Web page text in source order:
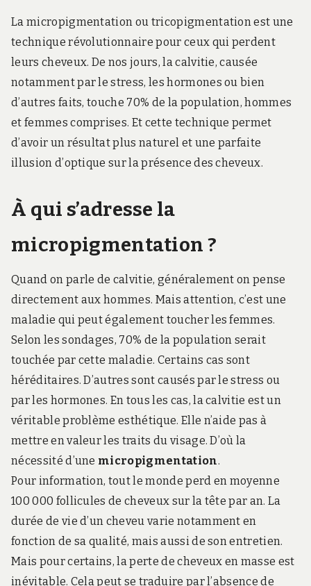
La micropigmentation ou tricopigmentation est une
technique révolutionnaire pour ceux qui perdent
leurs cheveux. De nos jours, la calvitie, causée
notamment par le stress, les hormones ou bien
d’autres faits, touche 70% de la population, hommes
et femmes comprises. Et cette technique permet
d’avoir un résultat plus naturel et une parfaite
illusion d’optique sur la présence des cheveux.
À qui s’adresse la
micropigmentation ?
Quand on parle de calvitie, généralement on pense
directement aux hommes. Mais attention, c’est une
maladie qui peut également toucher les femmes.
Selon les sondages, 70% de la population serait
touchée par cette maladie. Certains cas sont
héréditaires. D’autres sont causés par le stress ou
par les hormones. En tous les cas, la calvitie est un
véritable problème esthétique. Elle n’aide pas à
mettre en valeur les traits du visage. D’où la
nécessité d’une micropigmentation.
Pour information, tout le monde perd en moyenne
100 000 follicules de cheveux sur la tête par an. La
durée de vie d’un cheveu varie notamment en
fonction de sa qualité, mais aussi de son entretien.
Mais pour certains, la perte de cheveux en masse est
inévitable. Cela peut se traduire par l’absence de